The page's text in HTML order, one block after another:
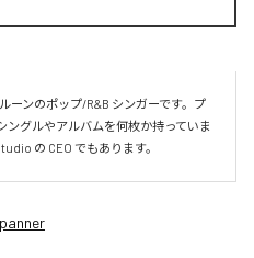
ーンのポップ/R&B シンガーです。プ
ングルやアルバムを何枚か持っていま
の CEO でもあります。